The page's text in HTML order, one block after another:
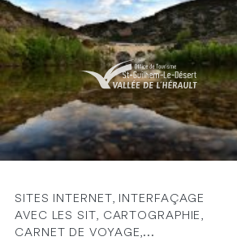
SITES INTERNET, INTERFAÇAGE
AVEC LES SIT, CARTOGRAPHIE,
CARNET DE VOYAGE,...